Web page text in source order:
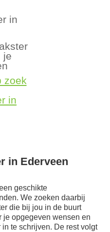
in
je
zoek
in
in Ederveen
geschikte
We zoeken daarbij
die bij jou in de buurt
je opgegeven wensen en
te schrijven. De rest volgt